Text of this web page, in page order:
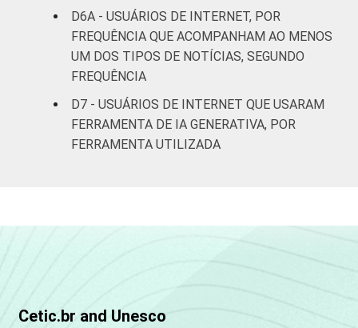
computador
Apenas
Ambos 13
Fonte: Núcleo de Informação e Coordenação
D6A - USUÁRIOS DE INTERNET, POR
FREQUÊNCIA QUE ACOMPANHAM AO MENOS
UM DOS TIPOS DE NOTÍCIAS, SEGUNDO
FREQUÊNCIA
D7 - USUÁRIOS DE INTERNET QUE USARAM
FERRAMENTA DE IA GENERATIVA, POR
FERRAMENTA UTILIZADA
Cetic.br and Unesco